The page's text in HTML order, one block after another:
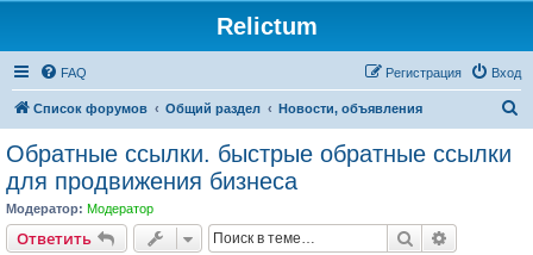
Relictum
FAQ Вход
Регистрация
Список форумов Общий раздел Новости, объявления
Обратные ссылки. быстрые обратные ссылки
для продвижения бизнеса
Модератор: Модератор
Ответить Поиск